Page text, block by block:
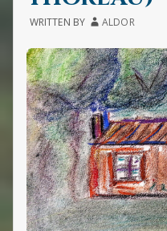
WRITTEN BY ALDOR